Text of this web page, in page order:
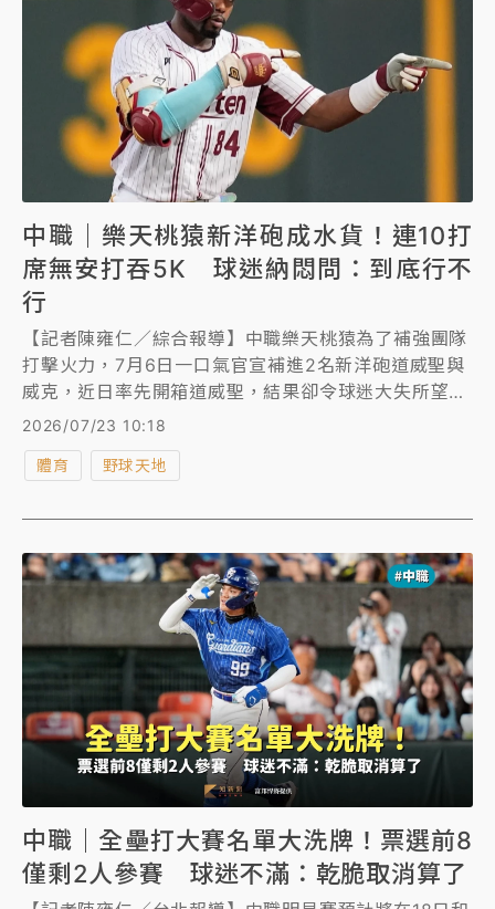
中職｜樂天桃猿新洋砲成水貨！連10打
席無安打吞5K 球迷納悶問：到底行不
行
【記者陳雍仁／綜合報導】中職樂天桃猿為了補強團隊
打擊火力，7月6日一口氣官宣補進2名新洋砲道威聖與
威克，近日率先開箱道威聖，結果卻令球迷大失所望，
目前出賽6場，合計21打數僅3安，打擊率只有0.143，
還沒有任何長打，昨（22日）慘被移出中心打線，還是
不見起色，讓球迷納悶問：「道威聖到底行不行？」
2026/07/23 10:18
體育 野球天地
中職｜全壘打大賽名單大洗牌！票選前8
僅剩2人參賽 球迷不滿：乾脆取消算了